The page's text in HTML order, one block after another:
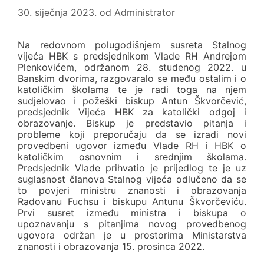
30. siječnja 2023. od Administrator
Na redovnom polugodišnjem susreta Stalnog
vijeća HBK s predsjednikom Vlade RH Andrejom
Plenkovićem, održanom 28. studenog 2022. u
Banskim dvorima, razgovaralo se među ostalim i o
katoličkim školama te je radi toga na njem
sudjelovao i požeški biskup Antun Škvorčević,
predsjednik Vijeća HBK za katolički odgoj i
obrazovanje. Biskup je predstavio pitanja i
probleme koji preporučaju da se izradi novi
provedbeni ugovor između Vlade RH i HBK o
katoličkim osnovnim i srednjim školama.
Predsjednik Vlade prihvatio je prijedlog te je uz
suglasnost članova Stalnog vijeća odlučeno da se
to povjeri ministru znanosti i obrazovanja
Radovanu Fuchsu i biskupu Antunu Škvorčeviću.
Prvi susret između ministra i biskupa o
upoznavanju s pitanjima novog provedbenog
ugovora održan je u prostorima Ministarstva
znanosti i obrazovanja 15. prosinca 2022.